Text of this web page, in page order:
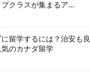
プクラスが集まるア...
に留学するには？治安も良
気のカナダ留学